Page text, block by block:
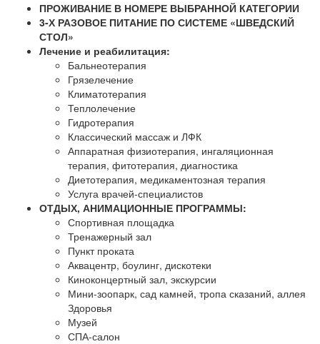
ПРОЖИВАНИЕ В НОМЕРЕ ВЫБРАННОЙ КАТЕГОРИИ
3-Х РАЗОВОЕ ПИТАНИЕ ПО СИСТЕМЕ «ШВЕДСКИЙ
СТОЛ»
Лечение и реабилитация:
Бальнеотерапия
Грязелечение
Климатотерапия
Теплолечение
Гидротерапия
Классический массаж и ЛФК
Аппаратная физиотерапия, ингаляционная
терапия, фитотерапия, диагностика
Диетотерапия, медикаментозная терапия
Услуга врачей-специалистов
ОТДЫХ, АНИМАЦИОННЫЕ ПРОГРАММЫ:
Спортивная площадка
Тренажерный зал
Пункт проката
Аквацентр, боулинг, дискотеки
Киноконцертный зал, экскурсии
Мини-зоопарк, сад камней, тропа сказаний, аллея
Здоровья
Музей
СПА-салон